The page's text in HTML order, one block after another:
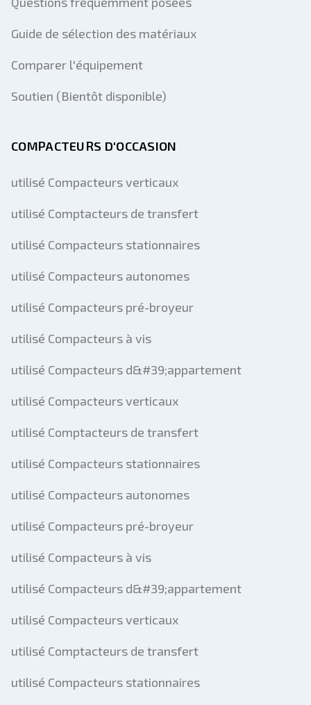
Guide de sélection des matériaux
Comparer l'équipement
Soutien (Bientôt disponible)
COMPACTEURS D'OCCASION
utilisé Compacteurs verticaux
utilisé Comptacteurs de transfert
utilisé Compacteurs stationnaires
utilisé Compacteurs autonomes
utilisé Compacteurs pré-broyeur
utilisé Compacteurs à vis
utilisé Compacteurs d&#39;appartement
utilisé Compacteurs verticaux
utilisé Comptacteurs de transfert
utilisé Compacteurs stationnaires
utilisé Compacteurs autonomes
utilisé Compacteurs pré-broyeur
utilisé Compacteurs à vis
utilisé Compacteurs d&#39;appartement
utilisé Compacteurs verticaux
utilisé Comptacteurs de transfert
utilisé Compacteurs stationnaires